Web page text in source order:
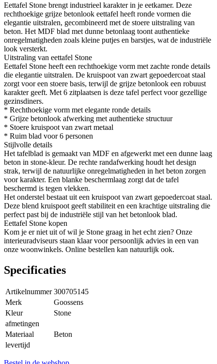
Eettafel Stone brengt industrieel karakter in je eetkamer. Deze
rechthoekige grijze betonlook eettafel heeft ronde vormen die
elegantie uitstralen, gecombineerd met de stoere uitstraling van
beton. Het MDF blad met dunne betonlaag toont authentieke
onregelmatigheden zoals kleine putjes en barstjes, wat de industriële
look versterkt.
Uitstraling van eettafel Stone
Eettafel Stone heeft een rechthoekige vorm met zachte ronde details
die elegantie uitstralen. De kruispoot van zwart gepoedercoat staal
zorgt voor een stoere basis, terwijl de grijze betonlook een robuust
karakter geeft. Met 6 zitplaatsen is deze tafel perfect voor gezellige
gezinsdiners.
* Rechthoekige vorm met elegante ronde details
* Grijze betonlook afwerking met authentieke structuur
* Stoere kruispoot van zwart metaal
* Ruim blad voor 6 personen
Stijlvolle details
Het tafelblad is gemaakt van MDF en afgewerkt met een dunne laag
beton in stone-kleur. De rechte randafwerking houdt het design
strak, terwijl de natuurlijke onregelmatigheden in het beton zorgen
voor karakter. Een blanke beschermlaag zorgt dat de tafel
beschermd is tegen vlekken.
Het onderstel bestaat uit een kruispoot van zwart gepoedercoat staal.
Deze blend kruispoot geeft stabiliteit en een krachtige uitstraling die
perfect past bij de industriële stijl van het betonlook blad.
Eettafel Stone kopen
Kom je er niet uit of wil je Stone graag in het echt zien? Onze
interieuradviseurs staan klaar voor persoonlijk advies in een van
onze woonwinkels. Online bestellen kan natuurlijk ook.
Specificaties
Artikelnummer 300705145
Merk
Goossens
Kleur
Stone
afmetingen
Materiaal
Beton
levertijd